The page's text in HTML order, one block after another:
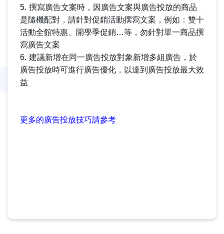
5. 撰寫廣告文案時，因廣告文案與廣告投放的商品
是隨機配對，請針對促銷活動撰寫文案，例如：雙十
活動全館特惠、開學季促銷…等，勿針對單一商品撰
寫廣告文案
6. 建議新增在同一廣告投放對象新增多組廣告，於
廣告投放時可進行廣告優化，以達到廣告投放最大效
益
更多的廣告投放技巧請參考